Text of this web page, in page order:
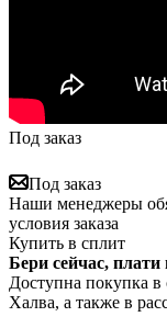
Под заказ
Под заказ
Наши менеджеры
условия заказа
Купить в сплит
Бери сейчас, плати
Доступна покупка
Халва, а также в